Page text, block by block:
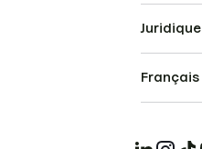
Juridique
Français